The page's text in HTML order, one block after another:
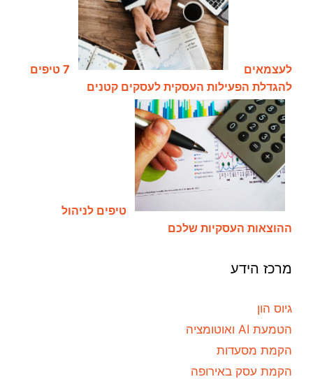
לעצמאים
7 טיפים
להגדלת הפעילות העסקית לעסקים קטנים
טיפים לניהול
ההוצאות העסקיות שלכם
מרכז הידע
גיוס הון
הטמעת AI ואוטומציה
הקמת מסעדות
הקמת עסק באירופה